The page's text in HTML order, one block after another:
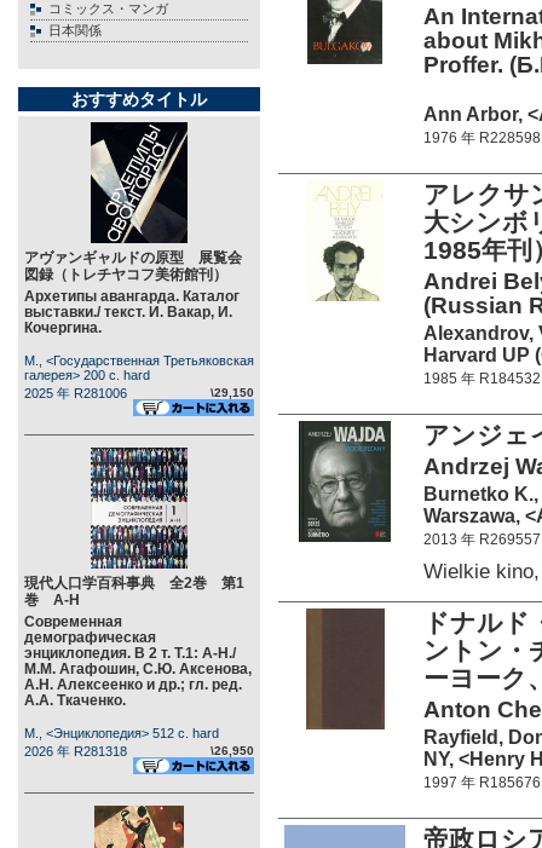
コミックス・マンガ
日本関係
おすすめタイトル
アヴァンギャルドの原型 展覧会
図録（トレチヤコフ美術館刊）
Архетипы авангарда. Каталог
выставки./ текст. И. Вакар, И.
Кочергина.
М., <Государственная Третьяковская
галерея> 200 c. hard
2025 年 R281006
\29,150
現代人口学百科事典 全2巻 第1
巻 А-Н
Современная
демографическая
энциклопедия. В 2 т. Т.1: А-Н./
М.М. Агафошин, С.Ю. Аксенова,
А.Н. Алексеенко и др.; гл. ред.
А.А. Ткаченко.
М., <Энциклопедия> 512 c. hard
2026 年 R281318
\26,950
An
about
Proffer.
Ann Arbor,
1976 年 R228598
アレク
大シンボ
1985年刊
Andrei
(Russian
Alexandrov,
Harvard UP
1985 年 R184532
アンジェ
Andrzej
Burnetko K.,
Warszawa,
2013 年 R269557
Wielkie
ドナル
ントン・
ーヨーク
Anton
Rayfield,
NY, <Henry
1997 年 R185676
帝政ロシ